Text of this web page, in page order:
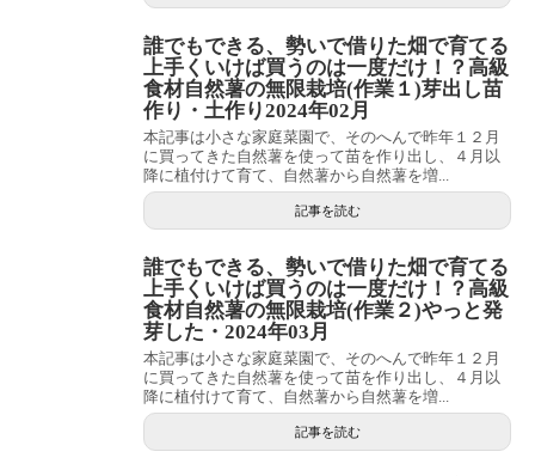
誰でもできる、勢いで借りた畑で育てる
上手くいけば買うのは一度だけ！？高級
食材自然薯の無限栽培(作業１)芽出し苗
作り・土作り2024年02月
本記事は小さな家庭菜園で、そのへんで昨年１２月
に買ってきた自然薯を使って苗を作り出し、４月以
降に植付けて育て、自然薯から自然薯を増...
記事を読む
誰でもできる、勢いで借りた畑で育てる
上手くいけば買うのは一度だけ！？高級
食材自然薯の無限栽培(作業２)やっと発
芽した・2024年03月
本記事は小さな家庭菜園で、そのへんで昨年１２月
に買ってきた自然薯を使って苗を作り出し、４月以
降に植付けて育て、自然薯から自然薯を増...
記事を読む